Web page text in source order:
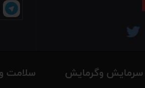
سرمایش وگرمایش سلامت